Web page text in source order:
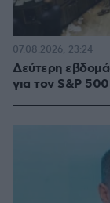
Δεύτερη
για τον S&P 500
07.08.2026, 23:24